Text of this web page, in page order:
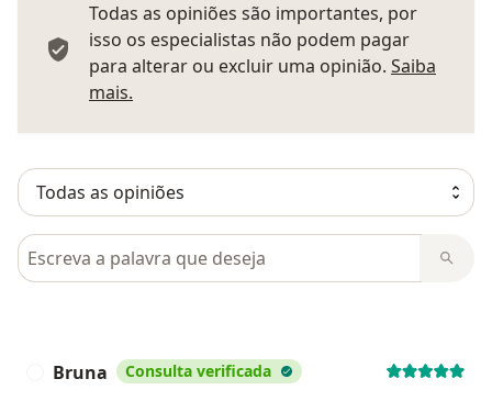
Todas as opiniões são importantes, por
isso os especialistas não podem pagar
para alterar ou excluir uma opinião. Saiba
mais.
Pesquisar em opiniões
Bruna Consulta verificada